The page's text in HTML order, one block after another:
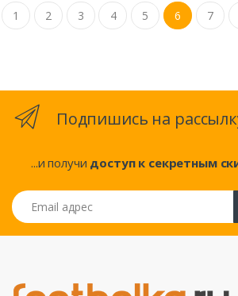
1 2 3 4 5 6 7
Подпишись на
...и получи доступ к секретным
Email адрес